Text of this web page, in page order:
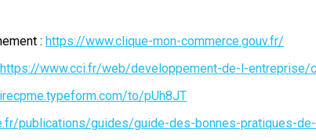
: https://www.clique-mon-commerce.gouv.fr/
https://www.cci.fr/web/developpement-de-l-entreprise/
to/pUh8JT
publications/guides/guide-des-bonnes-pratiques-